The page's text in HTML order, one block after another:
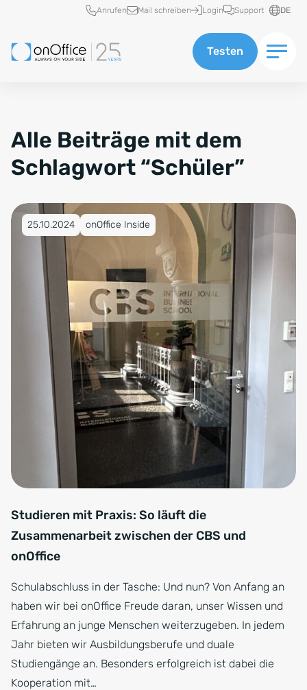
Schnellzugriff
Anrufen Mail schreiben Login Support DE
Testen
Alle Beiträge mit dem
Schlagwort “Schüler”
Veröffentlicht am 25.10.2024
25.10.2024 onOffice Inside
Studieren mit Praxis: So läuft die
Zusammenarbeit zwischen der CBS und
onOffice
Schulabschluss in der Tasche: Und nun? Von Anfang an
haben wir bei onOffice Freude daran, unser Wissen und
Erfahrung an junge Menschen weiterzugeben. In jedem
Jahr bieten wir Ausbildungsberufe und duale
Studiengänge an. Besonders erfolgreich ist dabei die
Kooperation mit…